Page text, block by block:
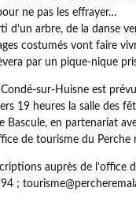
ne pas les effrayer…
d’un arbre, de la danse
costumés vont faire
par un pique-nique
sur-Huisne est
19 heures la salle des
Bascule, en partenariat
de tourisme du Perche
auprès de l’office
;